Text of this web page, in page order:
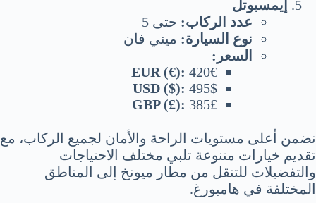
إيمسبوتل
عدد الركاب: حتى 5
نوع السيارة: ميني فان
السعر:
EUR (€): 420€
USD ($): 495$
GBP (£): 385£
نضمن أعلى مستويات الراحة والأمان لجميع الركاب، مع
تقديم خيارات متنوعة تلبي مختلف الاحتياجات
والتفضيلات للتنقل من مطار ميونخ إلى المناطق
المختلفة في هامبورغ.